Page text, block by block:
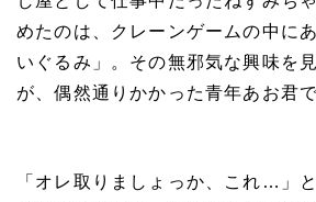
めたのは、クレーンゲームの中に
いぐるみ」。その無邪気な興味を
が、偶然通りかかった青年あお君で
「オレ取りましょっか、これ…」